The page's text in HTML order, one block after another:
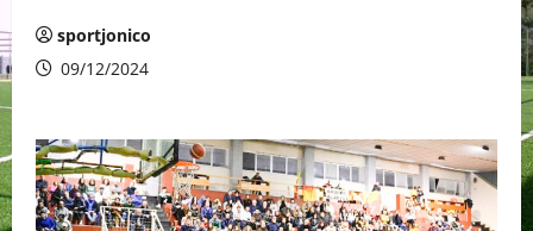
sportjonico
09/12/2024